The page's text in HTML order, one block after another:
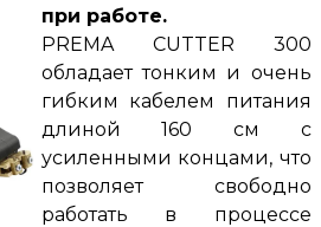
при работе.
PREMA CUTTER 300
обладает тонким и очень
гибким кабелем питания
длиной 160 см с
усиленными концами, что
позволяет свободно
работать в процессе